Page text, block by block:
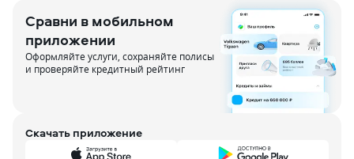
Сравни в мобильном
приложении
Оформляйте услуги, сохраняйте полисы
и проверяйте кредитный рейтинг
Скачать приложение